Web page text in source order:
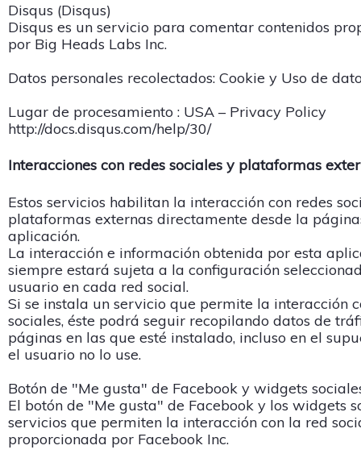
Disqus (Disqus)
Disqus es un servicio para comentar contenidos
por Big Heads Labs Inc.
Datos personales recolectados: Cookie y Uso de
Lugar de procesamiento : USA – Privacy Policy
http://docs.disqus.com/help/30/
Interacciones con redes sociales y plataformas
Estos servicios habilitan la interacción con redes
plataformas externas directamente desde la
aplicación.
La interacción e información obtenida por esta
siempre estará sujeta a la configuración
usuario en cada red social.
Si se instala un servicio que permite la interacción
sociales, éste podrá seguir recopilando datos de
páginas en las que esté instalado, incluso en el
el usuario no lo use.
Botón de "Me gusta" de Facebook y widgets
El botón de "Me gusta" de Facebook y los widgets
servicios que permiten la interacción con la red
proporcionada por Facebook Inc.